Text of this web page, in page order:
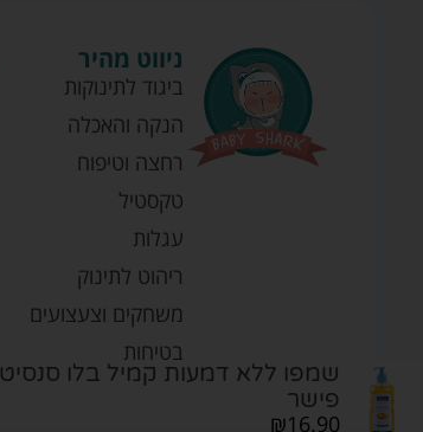
פישר
₪16.90
ניווט מהיר
ביגוד לתינוקות
הנקה והאכלה
רחצה וטיפוח
טקסטיל
עגלות
ריהוט לתינוק
משחקים וצעצועים
בטיחות